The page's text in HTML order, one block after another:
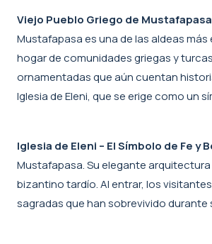
Viejo Pueblo Griego de
Mustafapasa es una de las aldeas
hogar de comunidades griegas y
ornamentadas que aún cuentan
Iglesia de Eleni, que se erige como un
Iglesia de Eleni – El Símbolo de Fe y
Mustafapasa. Su elegante
bizantino tardío. Al entrar, los
sagradas que han sobrevivido durante